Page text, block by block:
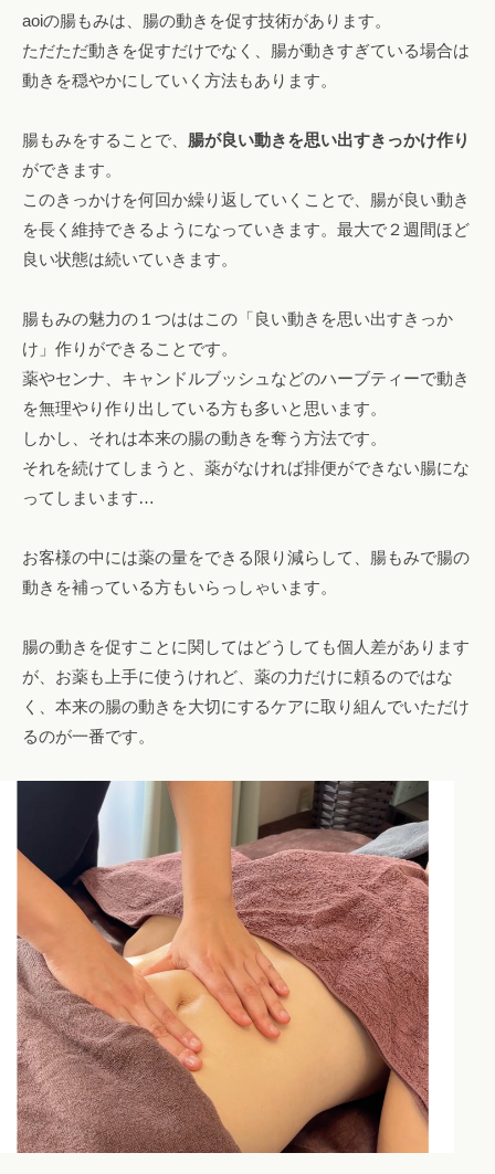
aoiの腸もみは、腸の動きを促す技術があります。
ただただ動きを促すだけでなく、腸が動きすぎている場合は
動きを穏やかにしていく方法もあります。
腸もみをすることで、 腸が良い動きを思い出すきっかけ作り
ができます。
このきっかけを何回か繰り返していくことで、腸が良い動き
を長く維持できるようになっていきます。最大で２週間ほど
良い状態は続いていきます。
腸もみの魅力の１つははこの「良い動きを思い出すきっか
け」作りができることです。
薬やセンナ、キャンドルブッシュなどのハーブティーで動き
を無理やり作り出している方も多いと思います。
しかし、それは本来の腸の動きを奪う方法です。
それを続けてしまうと、薬がなければ排便ができない腸にな
ってしまいます…
お客様の中には薬の量をできる限り減らして、腸もみで腸の
動きを補っている方もいらっしゃいます。
腸の動きを促すことに関してはどうしても個人差があります
が、お薬も上手に使うけれど、薬の力だけに頼るのではな
く、本来の腸の動きを大切にするケアに取り組んでいただけ
るのが一番です。